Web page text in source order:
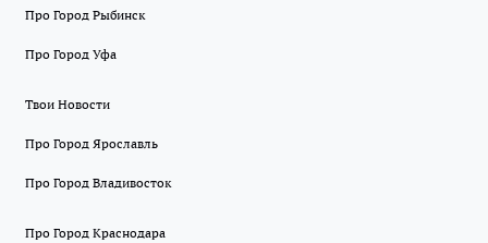
Про Город Рыбинск
Про Город Уфа
Твои Новости
Про Город Ярославль
Про Город Владивосток
Про Город Краснодара